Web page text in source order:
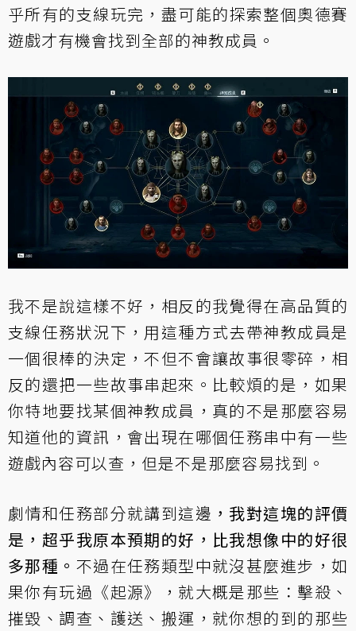
乎所有的支線玩完，盡可能的探索整個奧德賽
遊戲才有機會找到全部的神教成員。
我不是說這樣不好，相反的我覺得在高品質的
支線任務狀況下，用這種方式去帶神教成員是
一個很棒的決定，不但不會讓故事很零碎，相
反的還把一些故事串起來。比較煩的是，如果
你特地要找某個神教成員，真的不是那麼容易
知道他的資訊，會出現在哪個任務串中有一些
遊戲內容可以查，但是不是那麼容易找到。
劇情和任務部分就講到這邊 ，我對這塊的評價
是，超乎我原本預期的好，比我想像中的好很
多那種。 不過在任務類型中就沒甚麼進步，如
果你有玩過《起源》，就大概是那些：擊殺、
摧毀、調查、護送、搬運，就你想的到的那些